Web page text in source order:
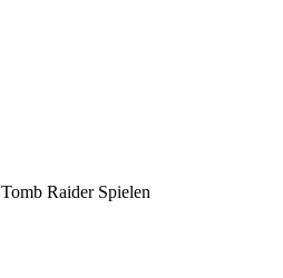
Raider Spielen